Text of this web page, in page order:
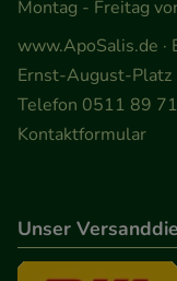
Montag - Freitag
www.ApoSalis.de ·
Ernst-August-Platz
Telefon 0511 89
Kontaktformular
Unser